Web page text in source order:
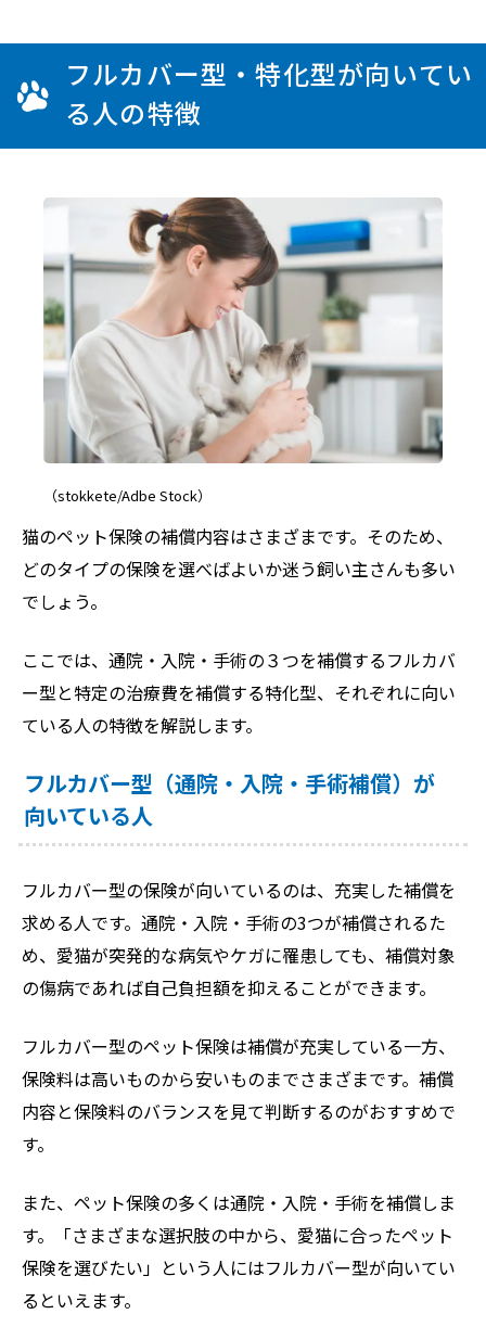
フルカバー型・特化型が向いてい
る人の特徴
（stokkete/Adbe Stock）
猫のペット保険の補償内容はさまざまです。そのため、
どのタイプの保険を選べばよいか迷う飼い主さんも多い
でしょう。
ここでは、通院・入院・手術の３つを補償するフルカバ
ー型と特定の治療費を補償する特化型、それぞれに向い
ている人の特徴を解説します。
フルカバー型（通院・入院・手術補償）が
向いている人
フルカバー型の保険が向いているのは、充実した補償を
求める人です。通院・入院・手術の3つが補償されるた
め、愛猫が突発的な病気やケガに罹患しても、補償対象
の傷病であれば自己負担額を抑えることができます。
フルカバー型のペット保険は補償が充実している一方、
保険料は高いものから安いものまでさまざまです。補償
内容と保険料のバランスを見て判断するのがおすすめで
す。
また、ペット保険の多くは通院・入院・手術を補償しま
す。「さまざまな選択肢の中から、愛猫に合ったペット
保険を選びたい」という人にはフルカバー型が向いてい
るといえます。